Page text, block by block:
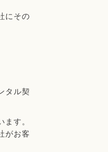
にその
タル契
す。
がお客